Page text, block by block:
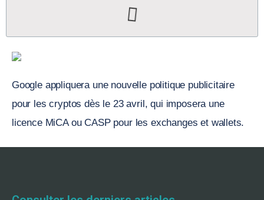
Google appliquera une nouvelle politique publicitaire
pour les cryptos dès le 23 avril, qui imposera une
licence MiCA ou CASP pour les exchanges et wallets.